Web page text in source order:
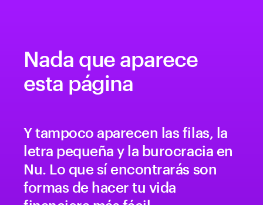
Nada que aparece
esta página
Y tampoco aparecen las filas, la
letra pequeña y la burocracia en
Nu. Lo que sí encontrarás son
formas de hacer tu vida